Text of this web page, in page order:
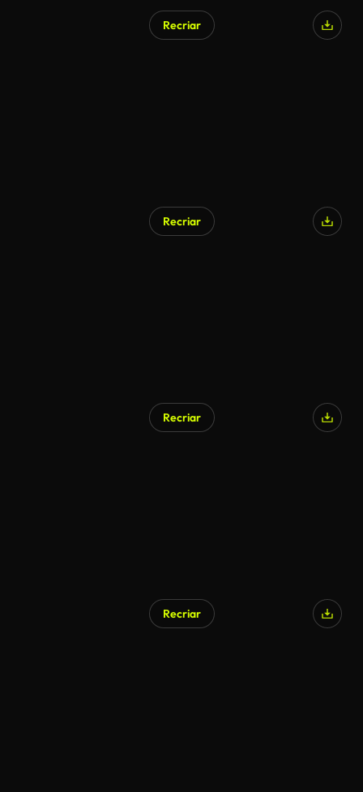
Recriar
Recriar
Recriar
Recriar